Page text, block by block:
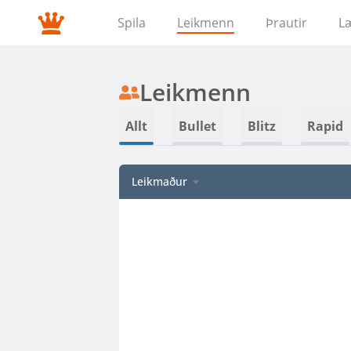
Spila Leikmenn Þrautir
Leikmenn
Allt Bullet Blitz Rapid
Leikmaður